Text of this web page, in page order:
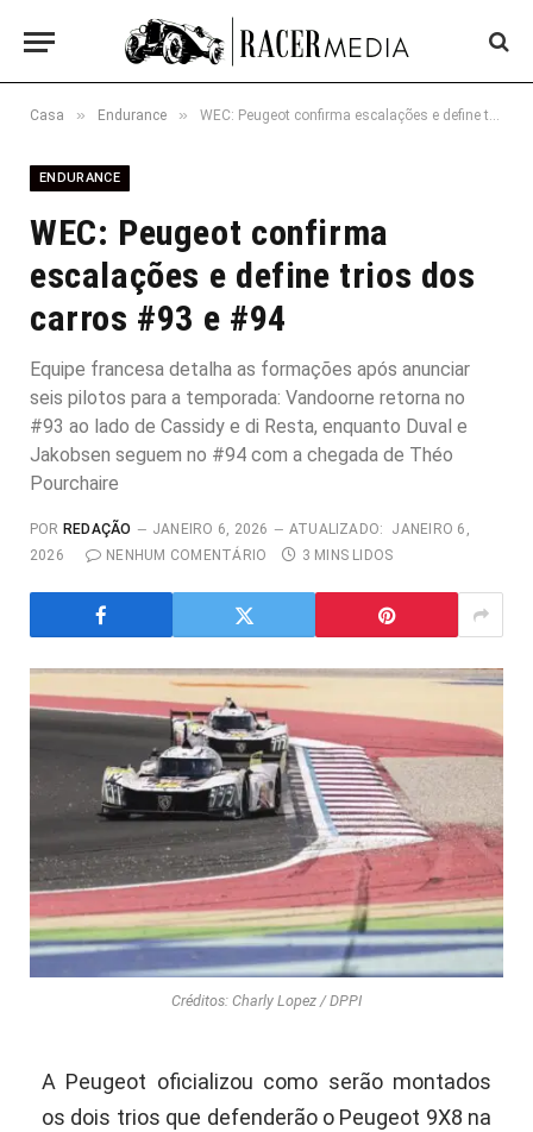
Casa » Endurance » WEC: Peugeot confirma escalações e define trios dos carros #93 e #94
ENDURANCE
WEC: Peugeot confirma
escalações e define trios dos
carros #93 e #94
Equipe francesa detalha as formações após anunciar
seis pilotos para a temporada: Vandoorne retorna no
#93 ao lado de Cassidy e di Resta, enquanto Duval e
Jakobsen seguem no #94 com a chegada de Théo
Pourchaire
POR REDAÇÃO JANEIRO 6, 2026 ATUALIZADO:
JANEIRO 6,
2026
NENHUM COMENTÁRIO 3 MINS LIDOS
Créditos: Charly Lopez / DPPI
A Peugeot oficializou como serão montados
os dois trios que defenderão o Peugeot 9X8 na